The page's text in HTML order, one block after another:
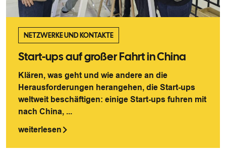
NETZWERKE UND KONTAKTE
Start-ups auf großer Fahrt in China
Klären, was geht und wie andere an die
Herausforderungen herangehen, die Start-ups
weltweit beschäftigen: einige Start-ups fuhren mit
nach China, ...
weiterlesen